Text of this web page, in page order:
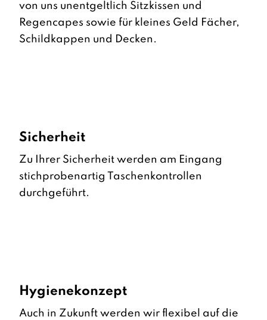
von uns unentgeltlich Sitzkissen und
Regencapes sowie für kleines Geld Fächer,
Schildkappen und Decken.
Sicherheit
Zu Ihrer Sicherheit werden am Eingang
stichprobenartig Taschenkontrollen
durchgeführt.
Hygienekonzept
Auch in Zukunft werden wir flexibel auf die